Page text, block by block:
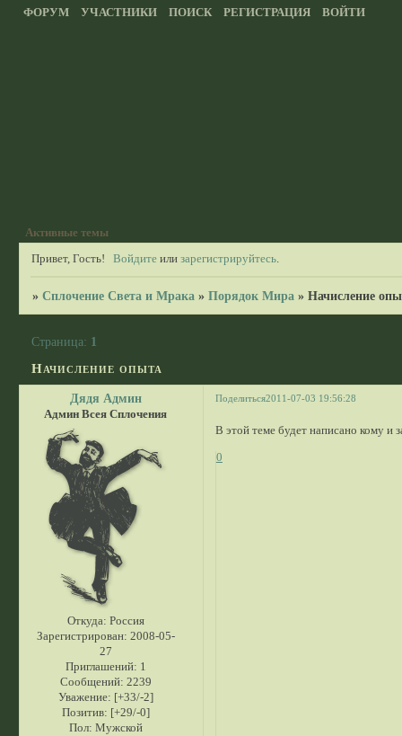
ФОРУМ УЧАСТНИКИ ПОИСК РЕГИСТРАЦИЯ ВОЙТИ
Активные темы
Привет, Гость! Войдите илизарегистрируйтесь.
»Сплочение Света и Мрака »Порядок Мира »Начисление
Начисление опыта
Страница: 1
Поделиться2011-07-03 19:56:28
Дядя Админ
Админ Всея Сплочения
Откуда: Россия
Зарегистрирован: 2008-05-
27
Приглашений: 1
Сообщений: 2239
Уважение: [+33/-2]
Позитив: [+29/-0]
Пол: Мужской
В этой теме будет написано кому и
0